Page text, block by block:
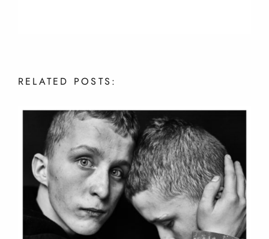
RELATED POSTS: